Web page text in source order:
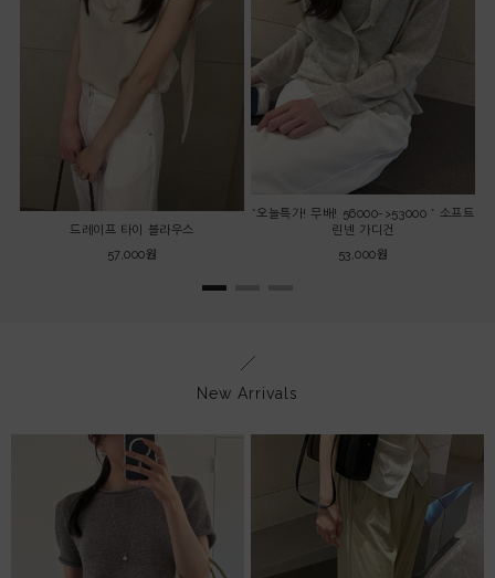
드레이프 타이 블라우스
57,000원
*오늘특가! 무배! 56000->53000 * 소프트
린넨 가디건
53,000원
New Arrivals